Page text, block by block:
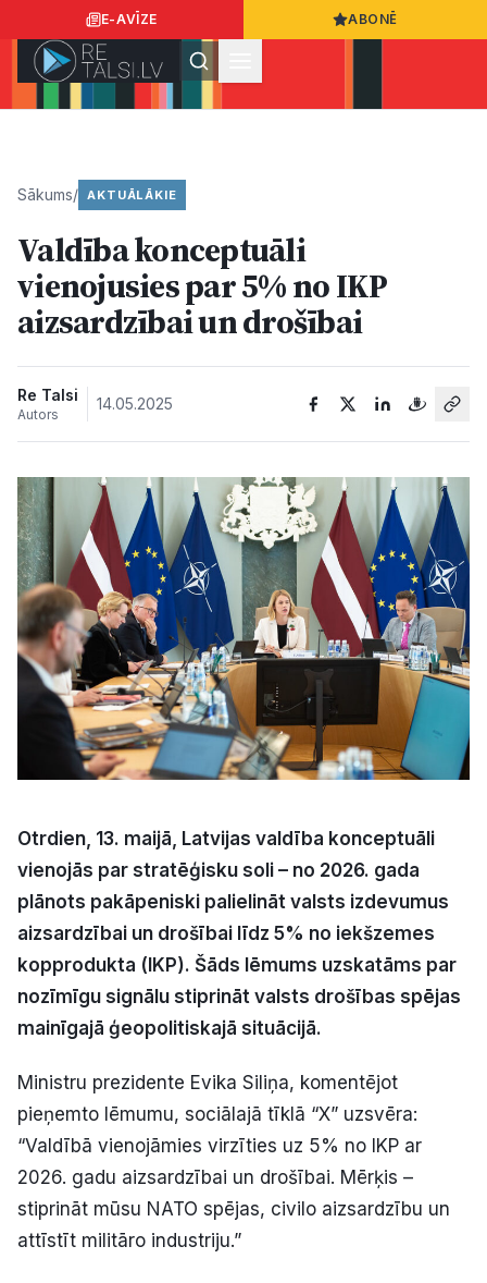
E-AVĪZE ABONĒ
Ziņas
Sabiedrība
Kultūra
Bizness
Video
Vieta
Sludinājumi
Pasākumi
Reklāma
Politiskā reklāma
Kontakti
Ziņo redakcijai
Sākums/ AKTUĀLĀKIE
Valdība konceptuāli
vienojusies par 5% no IKP
aizsardzībai un drošībai
Re Talsi
Autors
14.05.2025
Otrdien, 13. maijā, Latvijas valdība konceptuāli
vienojās par stratēģisku soli – no 2026. gada
plānots pakāpeniski palielināt valsts izdevumus
aizsardzībai un drošībai līdz 5% no iekšzemes
kopprodukta (IKP). Šāds lēmums uzskatāms par
nozīmīgu signālu stiprināt valsts drošības spējas
mainīgajā ģeopolitiskajā situācijā.
Ministru prezidente Evika Siliņa, komentējot
pieņemto lēmumu, sociālajā tīklā “X” uzsvēra:
“Valdībā vienojāmies virzīties uz 5% no IKP ar
2026. gadu aizsardzībai un drošībai. Mērķis –
stiprināt mūsu NATO spējas, civilo aizsardzību un
attīstīt militāro industriju.”